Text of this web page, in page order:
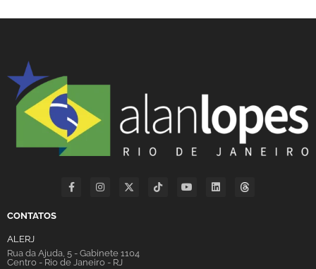
CONTATOS
ALERJ
Rua da Ajuda, 5 - Gabinete 1104
Centro - Rio de Janeiro - RJ